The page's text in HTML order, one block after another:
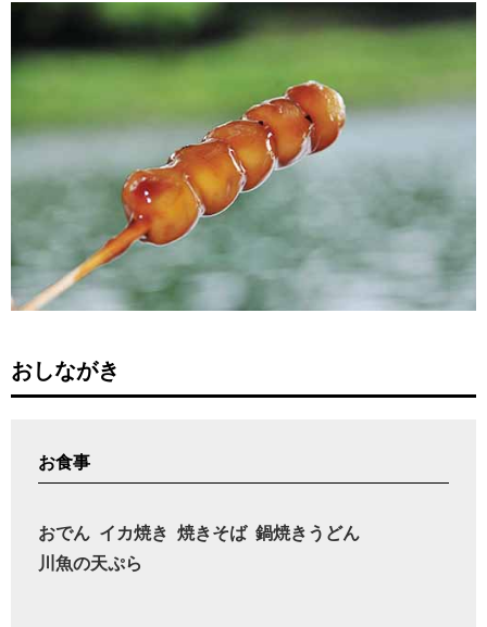
おしながき
お食事
おでん イカ焼き 焼きそば 鍋焼きうどん
川魚の天ぷら